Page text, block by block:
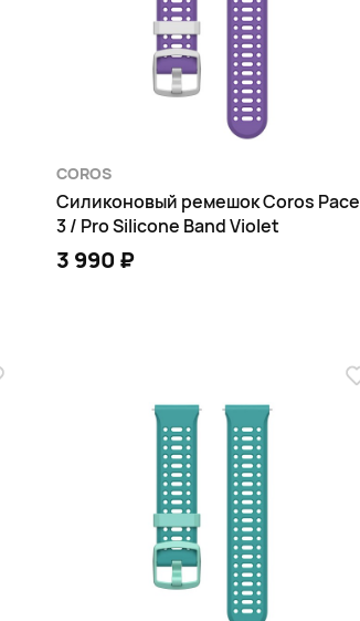
COROS
Силиконовый ремешок Coros Pace
3 / Pro Silicone Band Violet
3 990 ₽